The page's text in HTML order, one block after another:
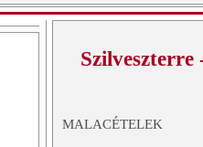
Szilveszterre
MALACÉTELEK